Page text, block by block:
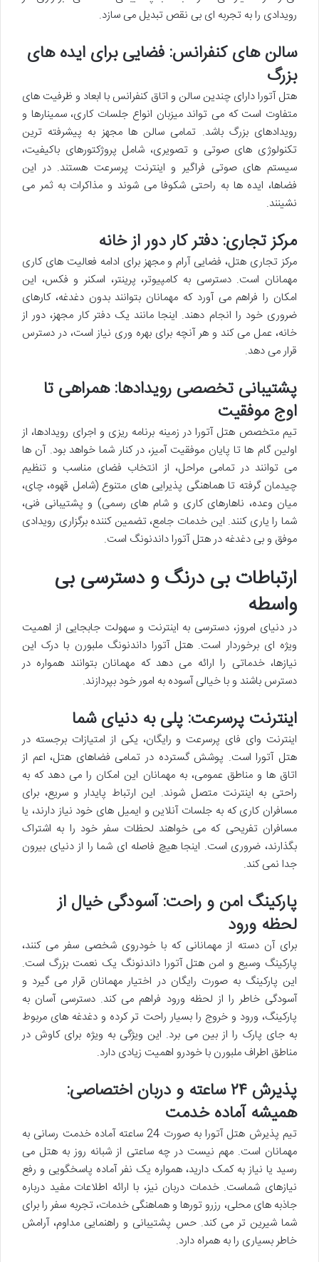
رویدادی را به تجربه ای بی نقص تبدیل می سازد.
سالن های کنفرانس: فضایی برای ایده های
بزرگ
هتل آتورا دارای چندین سالن و اتاق کنفرانس با ابعاد و ظرفیت های
متفاوت است که می تواند میزبان انواع جلسات کاری، سمینارها و
رویدادهای بزرگ باشد. تمامی سالن ها مجهز به پیشرفته ترین
تکنولوژی های صوتی و تصویری، شامل پروژکتورهای باکیفیت،
سیستم های صوتی فراگیر و اینترنت پرسرعت هستند. در این
فضاها، ایده ها به راحتی شکوفا می شوند و مذاکرات به ثمر می
نشینند.
مرکز تجاری: دفتر کار دور از خانه
مرکز تجاری هتل، فضایی آرام و مجهز برای ادامه فعالیت های کاری
مهمانان است. دسترسی به کامپیوتر، پرینتر، اسکنر و فکس، این
امکان را فراهم می آورد که مهمانان بتوانند بدون دغدغه، کارهای
ضروری خود را انجام دهند. اینجا مانند یک دفتر کار مجهز، دور از
خانه، عمل می کند و هر آنچه برای بهره وری نیاز است، در دسترس
قرار می دهد.
پشتیبانی تخصصی رویدادها: همراهی تا
اوج موفقیت
تیم متخصص هتل آتورا در زمینه برنامه ریزی و اجرای رویدادها، از
اولین گام ها تا پایان موفقیت آمیز، در کنار شما خواهد بود. آن ها
می توانند در تمامی مراحل، از انتخاب فضای مناسب و تنظیم
چیدمان گرفته تا هماهنگی پذیرایی های متنوع (شامل قهوه، چای،
میان وعده، ناهارهای کاری و شام های رسمی) و پشتیبانی فنی،
شما را یاری کنند. این خدمات جامع، تضمین کننده برگزاری رویدادی
موفق و بی دغدغه در هتل آتورا داندنونگ است.
ارتباطات بی درنگ و دسترسی بی
واسطه
در دنیای امروز، دسترسی به اینترنت و سهولت جابجایی از اهمیت
ویژه ای برخوردار است. هتل آتورا داندنونگ ملبورن با درک این
نیازها، خدماتی را ارائه می دهد که مهمانان بتوانند همواره در
دسترس باشند و با خیالی آسوده به امور خود بپردازند.
اینترنت پرسرعت: پلی به دنیای شما
اینترنت وای فای پرسرعت و رایگان، یکی از امتیازات برجسته در
هتل آتورا است. پوشش گسترده در تمامی فضاهای هتل، اعم از
اتاق ها و مناطق عمومی، به مهمانان این امکان را می دهد که به
راحتی به اینترنت متصل شوند. این ارتباط پایدار و سریع، برای
مسافران کاری که به جلسات آنلاین و ایمیل های خود نیاز دارند، یا
مسافران تفریحی که می خواهند لحظات سفر خود را به اشتراک
بگذارند، ضروری است. اینجا هیچ فاصله ای شما را از دنیای بیرون
جدا نمی کند.
پارکینگ امن و راحت: آسودگی خیال از
لحظه ورود
برای آن دسته از مهمانانی که با خودروی شخصی سفر می کنند،
پارکینگ وسیع و امن هتل آتورا داندنونگ یک نعمت بزرگ است.
این پارکینگ به صورت رایگان در اختیار مهمانان قرار می گیرد و
آسودگی خاطر را از لحظه ورود فراهم می کند. دسترسی آسان به
پارکینگ، ورود و خروج را بسیار راحت تر کرده و دغدغه های مربوط
به جای پارک را از بین می برد. این ویژگی به ویژه برای کاوش در
مناطق اطراف ملبورن با خودرو اهمیت زیادی دارد.
پذیرش ۲۴ ساعته و دربان اختصاصی:
همیشه آماده خدمت
تیم پذیرش هتل آتورا به صورت 24 ساعته آماده خدمت رسانی به
مهمانان است. مهم نیست در چه ساعتی از شبانه روز به هتل می
رسید یا نیاز به کمک دارید، همواره یک نفر آماده پاسخگویی و رفع
نیازهای شماست. خدمات دربان نیز، با ارائه اطلاعات مفید درباره
جاذبه های محلی، رزرو تورها و هماهنگی خدمات، تجربه سفر را برای
شما شیرین تر می کند. حس پشتیبانی و راهنمایی مداوم، آرامش
خاطر بسیاری را به همراه دارد.